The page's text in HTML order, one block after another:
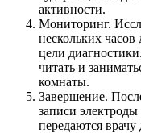
активности.
Мониторинг.
нескольких
цели
читать и
комнаты.
Завершение.
записи
передаются врачу